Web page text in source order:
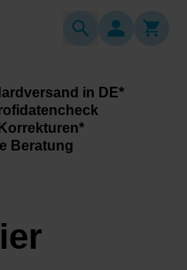
in DE*
Beratung